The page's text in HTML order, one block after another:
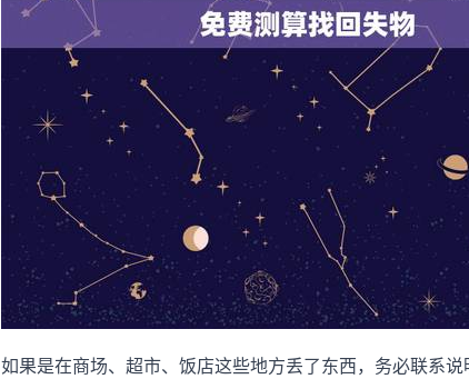
如果是在商场、超市、饭店这些地方丢了东西，务必联系